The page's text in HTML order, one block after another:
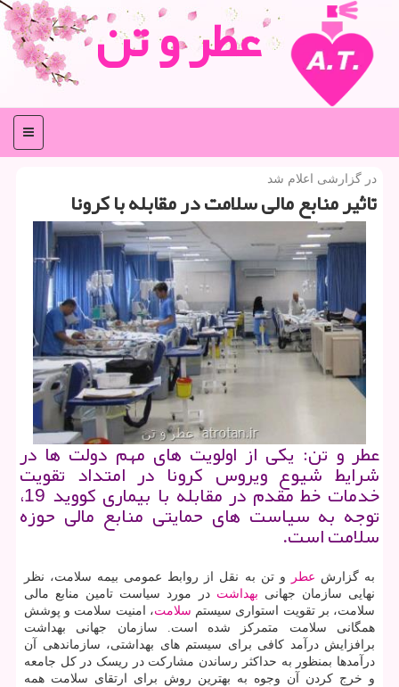
عطر و تن
منو
در گزارشی اعلام شد
تاثیر منابع مالی سلامت در مقابله با كرونا
عطر و تن: یكی از اولویت های مهم دولت ها در
شرایط شیوع ویروس كرونا در امتداد تقویت
خدمات خط مقدم در مقابله با بیماری كووید 19،
توجه به سیاست های حمایتی منابع مالی حوزه
سلامت است.
به گزارش عطر
و تن به نقل از روابط عمومی بیمه سلامت، نظر
نهایی سازمان جهانی بهداشت در مورد سیاست تامین منابع مالی
سلامت، بر تقویت استواری سیستم سلامت، امنیت سلامت و پوشش
همگانی سلامت متمرکز شده است. سازمان جهانی بهداشت
برافزایش درآمد کافی برای سیستم های بهداشتی، سازماندهی آن
درآمدها بمنظور به حداکثر رساندن مشارکت در ریسک در کل جامعه
و خرج کردن آن وجوه به بهترین روش برای ارتقای سلامت همه